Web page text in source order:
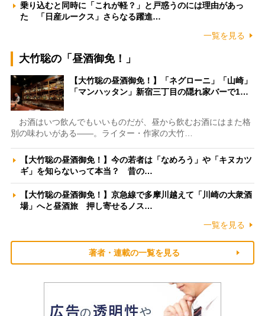
乗り込むと同時に「これが軽？」と戸惑うのには理由があっ
た 「日産ルークス」さらなる躍進…
一覧を見る
大竹聡の「昼酒御免！」
【大竹聡の昼酒御免！】「ネグローニ」「山崎」
「マンハッタン」新宿三丁目の隠れ家バーで1…
お酒はいつ飲んでもいいものだが、昼から飲むお酒にはまた格
別の味わいがある――。ライター・作家の大竹…
【大竹聡の昼酒御免！】今の若者は「なめろう」や「キヌカツ
ギ」を知らないって本当？ 昔の…
【大竹聡の昼酒御免！】京急線で多摩川越えて「川崎の大衆酒
場」へと昼酒旅 押し寄せるノス…
一覧を見る
著者・連載の一覧を見る